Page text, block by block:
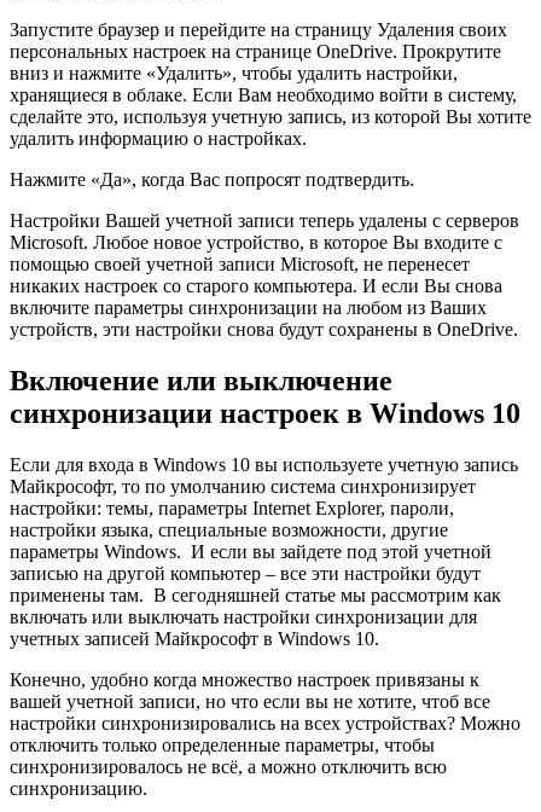
Запустите браузер и перейдите на страницу Удаления своих
персональных настроек на странице OneDrive. Прокрутите
вниз и нажмите «Удалить», чтобы удалить настройки,
хранящиеся в облаке. Если Вам необходимо войти в систему,
сделайте это, используя учетную запись, из которой Вы хотите
удалить информацию о настройках.
Нажмите «Да», когда Вас попросят подтвердить.
Настройки Вашей учетной записи теперь удалены с серверов
Microsoft. Любое новое устройство, в которое Вы входите с
помощью своей учетной записи Microsoft, не перенесет
никаких настроек со старого компьютера. И если Вы снова
включите параметры синхронизации на любом из Ваших
устройств, эти настройки снова будут сохранены в OneDrive.
Включение или выключение
синхронизации настроек в Windows 10
Если для входа в Windows 10 вы используете учетную запись
Майкрософт, то по умолчанию система синхронизирует
настройки: темы, параметры Internet Explorer, пароли,
настройки языка, специальные возможности, другие
параметры Windows. И если вы зайдете под этой учетной
записью на другой компьютер – все эти настройки будут
применены там. В сегодняшней статье мы рассмотрим как
включать или выключать настройки синхронизации для
учетных записей Майкрософт в Windows 10.
Конечно, удобно когда множество настроек привязаны к
вашей учетной записи, но что если вы не хотите, чтоб все
настройки синхронизировались на всех устройствах? Можно
отключить только определенные параметры, чтобы
синхронизировалось не всё, а можно отключить всю
синхронизацию.